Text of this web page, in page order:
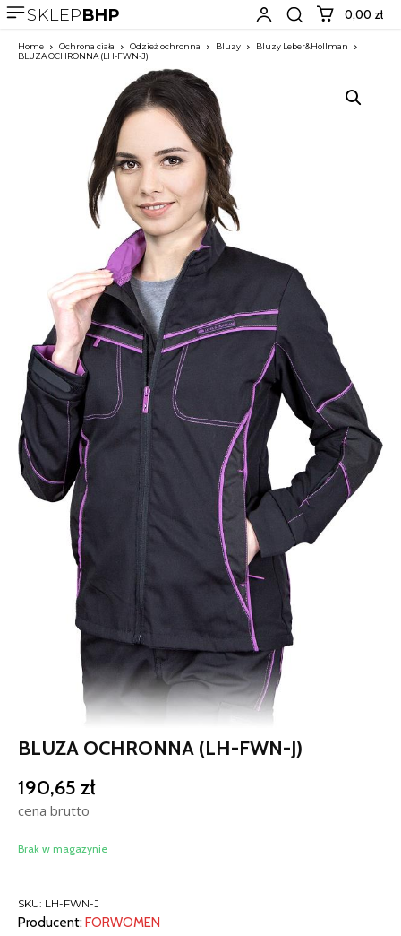
SKLEPBHP 0,00 zł
Home Ochrona ciała Odzież ochronna Bluzy
Bluzy Leber&Hollman
BLUZA OCHRONNA (LH-FWN-J)
BLUZA OCHRONNA (LH-FWN-J)
190,65 zł
cena brutto
Brak w magazynie
SKU: LH-FWN-J
Producent:FORWOMEN